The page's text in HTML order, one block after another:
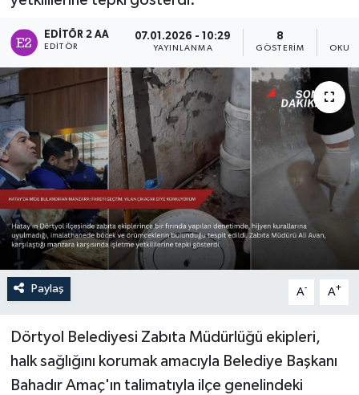
EDITÖR 2 AA
EDITÖR
07.01.2026 - 10:29
YAYINLANMA
8
GÖSTERIM
Paylaş A- A+
Dörtyol Belediyesi Zabıta Müdürlüğü ekipleri,
halk sağlığını korumak amacıyla Belediye Başkanı
Bahadır Amaç'ın talimatıyla ilçe genelindeki
Siyaset